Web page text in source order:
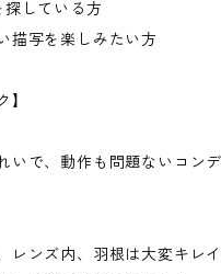
探している方
描写を楽しみたい方
】
いで、動作も問題ないコン
レンズ内、羽根は大変キレイ